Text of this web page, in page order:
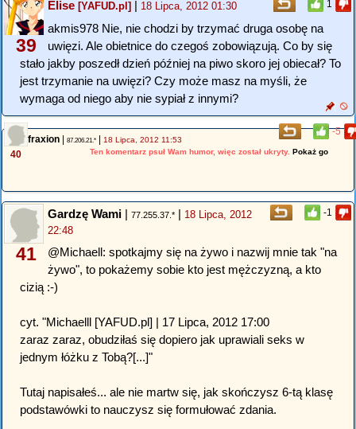
1
39
Elise [YAFUD.pl] | 18 Lipca, 2012 01:30
akmis978 Nie, nie chodzi by trzymać druga osobę na
uwięzi. Ale obietnice do czegoś zobowiązują. Co by się
stało jakby poszedł dzień później na piwo skoro jej obiecał? To
jest trzymanie na uwięzi? Czy może masz na myśli, że
wymaga od niego aby nie sypiał z innymi?
-5
40
fraxion | 87.206.21.* | 18 Lipca, 2012 11:53
Ten komentarz psuł Wam humor, więc został ukryty. Pokaż go
-1
41
Gardzę Wami | 77.255.37.* | 18 Lipca, 2012
22:48
@Michaell: spotkajmy się na żywo i nazwij mnie tak "na
żywo", to pokażemy sobie kto jest mężczyzną, a kto
cizią :-)
cyt. "Michaelll [YAFUD.pl] | 17 Lipca, 2012 17:00
zaraz zaraz, obudziłaś się dopiero jak uprawiali seks w
jednym łóżku z Tobą?[...]"
Tutaj napisałeś... ale nie martw się, jak skończysz 6-tą klasę
podstawówki to nauczysz się formułować zdania.